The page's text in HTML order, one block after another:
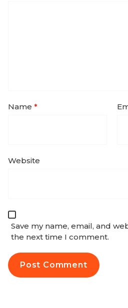
Name *
Website
Save my name, email, and
the next time I comment.